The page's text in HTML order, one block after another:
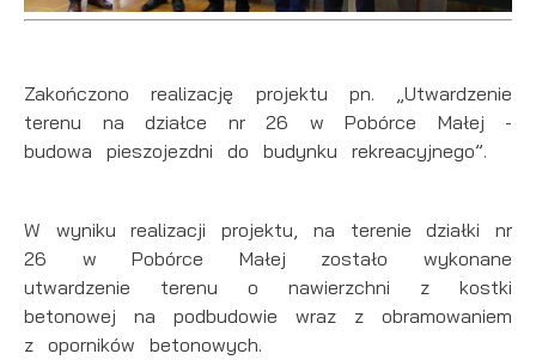
Zakończono realizację projektu pn. „Utwardzenie
terenu na działce nr 26 w Pobórce Małej -
budowa pieszojezdni do budynku rekreacyjnego”.
W wyniku realizacji projektu, na terenie działki nr
26 w Pobórce Małej zostało wykonane
utwardzenie terenu o nawierzchni z kostki
betonowej na podbudowie wraz z obramowaniem
z oporników betonowych.